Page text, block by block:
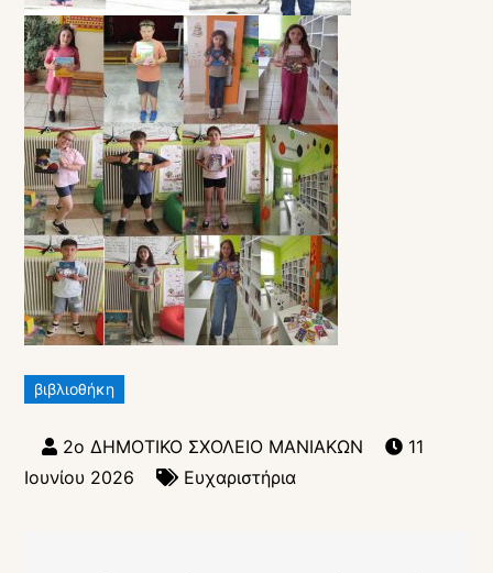
βιβλιοθήκη
11
Ιουνίου 2026
Ευχαριστήρια